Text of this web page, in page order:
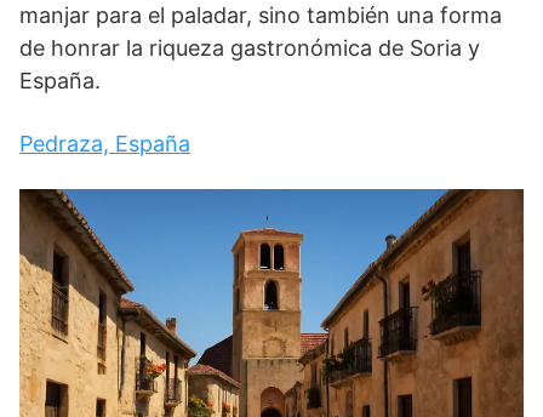
manjar para el paladar, sino también una forma
de honrar la riqueza gastronómica de Soria y
España.
Pedraza, España